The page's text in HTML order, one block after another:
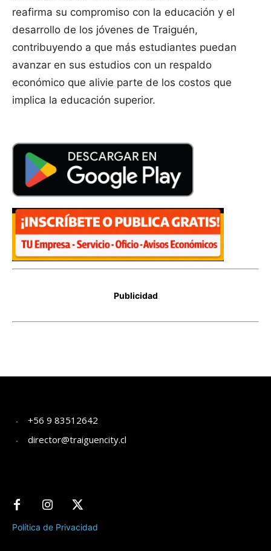
+56 9 83512642
director@traiguencity.cl
Política de Privacidad